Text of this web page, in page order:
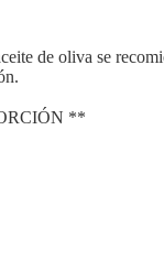
de oliva se
**